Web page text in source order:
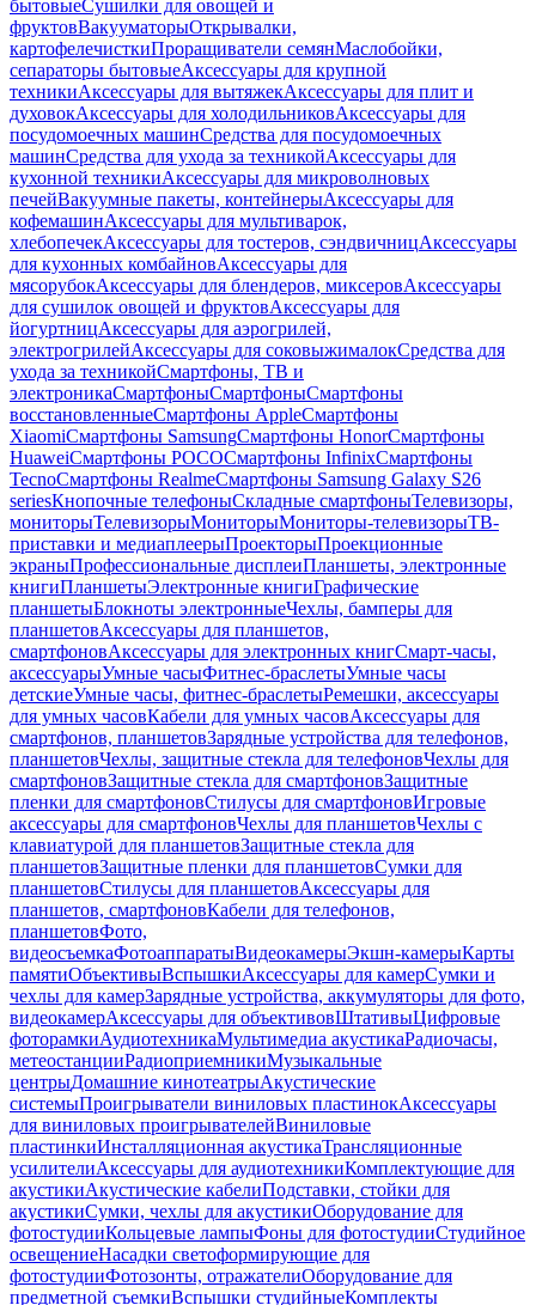
бытовыеСушилки для овощей и
фруктовВакууматорыОткрывалки,
картофелечисткиПроращиватели семянМаслобойки,
сепараторы бытовыеАксессуары для крупной
техникиАксессуары для вытяжекАксессуары для плит и
духовокАксессуары для холодильниковАксессуары для
посудомоечных машинСредства для посудомоечных
машинСредства для ухода за техникойАксессуары для
кухонной техникиАксессуары для микроволновых
печейВакуумные пакеты, контейнерыАксессуары для
кофемашинАксессуары для мультиварок,
хлебопечекАксессуары для тостеров, сэндвичницАксессуары
для кухонных комбайновАксессуары для
мясорубокАксессуары для блендеров, миксеровАксессуары
для сушилок овощей и фруктовАксессуары для
йогуртницАксессуары для аэрогрилей,
электрогрилейАксессуары для соковыжималокСредства для
ухода за техникойСмартфоны, ТВ и
электроникаСмартфоныСмартфоныСмартфоны
восстановленныеСмартфоны AppleСмартфоны
XiaomiСмартфоны SamsungСмартфоны HonorСмартфоны
HuaweiСмартфоны POCOСмартфоны InfinixСмартфоны
TecnoСмартфоны RealmeСмартфоны Samsung Galaxy S26
seriesКнопочные телефоныСкладные смартфоныТелевизоры,
мониторыТелевизорыМониторыМониторы-телевизорыТВ-
приставки и медиаплеерыПроекторыПроекционные
экраныПрофессиональные дисплеиПланшеты, электронные
книгиПланшетыЭлектронные книгиГрафические
планшетыБлокноты электронныеЧехлы, бамперы для
планшетовАксессуары для планшетов,
смартфоновАксессуары для электронных книгСмарт-часы,
аксессуарыУмные часыФитнес-браслетыУмные часы
детскиеУмные часы, фитнес-браслетыРемешки, аксессуары
для умных часовКабели для умных часовАксессуары для
смартфонов, планшетовЗарядные устройства для телефонов,
планшетовЧехлы, защитные стекла для телефоновЧехлы для
смартфоновЗащитные стекла для смартфоновЗащитные
пленки для смартфоновСтилусы для смартфоновИгровые
аксессуары для смартфоновЧехлы для планшетовЧехлы с
клавиатурой для планшетовЗащитные стекла для
планшетовЗащитные пленки для планшетовСумки для
планшетовСтилусы для планшетовАксессуары для
планшетов, смартфоновКабели для телефонов,
планшетовФото,
видеосъемкаФотоаппаратыВидеокамерыЭкшн-камерыКарты
памятиОбъективыВспышкиАксессуары для камерСумки и
чехлы для камерЗарядные устройства, аккумуляторы для фото,
видеокамерАксессуары для объективовШтативыЦифровые
фоторамкиАудиотехникаМультимедиа акустикаРадиочасы,
метеостанцииРадиоприемникиМузыкальные
центрыДомашние кинотеатрыАкустические
системыПроигрыватели виниловых пластинокАксессуары
для виниловых проигрывателейВиниловые
пластинкиИнсталляционная акустикаТрансляционные
усилителиАксессуары для аудиотехникиКомплектующие для
акустикиАкустические кабелиПодставки, стойки для
акустикиСумки, чехлы для акустикиОборудование для
фотостудииКольцевые лампыФоны для фотостудииСтудийное
освещениеНасадки светоформирующие для
фотостудииФотозонты, отражателиОборудование для
предметной съемкиВспышки студийныеКомплекты